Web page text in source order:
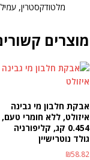
מלטודקסטרין,
מוצרים
אבקת חלבון מי גבינה
איזולט, ללא חומרי טעם,
0.454 קג, קליפורניה
גולד נוטרישיין
₪58.82